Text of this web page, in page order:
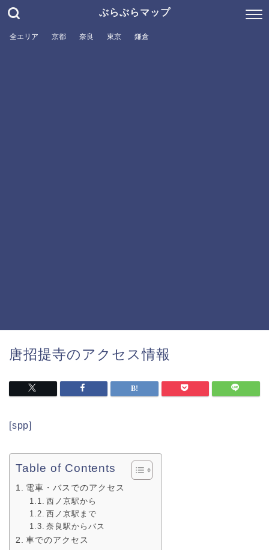
ぶらぶらマップ
全エリア 京都 奈良 東京 鎌倉
唐招提寺のアクセス情報
[spp]
Table of Contents
電車・バスでのアクセス
西ノ京駅から
西ノ京駅まで
奈良駅からバス
車でのアクセス